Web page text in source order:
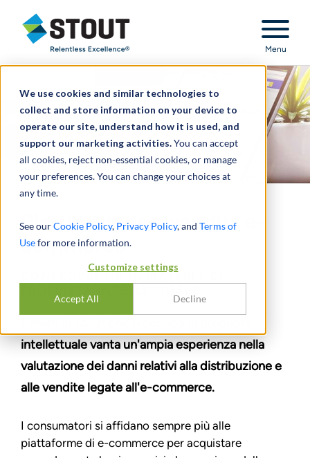
We use cookies and similar technologies to
collect and store information on your device to
operate our site, understand how it is used, and
support our marketing activities.You can accept
all cookies, reject non-essential cookies, or manage
your preferences. You can change your choices at
any time.
See ourCookie Policy, Privacy Policy, and Terms of
Usefor more information.
Customize settings
Accept All Decline
Stout Relentless Excellence
Menu
Distribuzione e vendita e-
commerce
CONTROVERSIE IN MATERIA DI
intellettuale vanta un'ampia esperienza nella
valutazione dei danni relativi alla distribuzione e
alle vendite legate all'e-commerce.
I consumatori si affidano sempre più alle
piattaforme di e-commerce per acquistare